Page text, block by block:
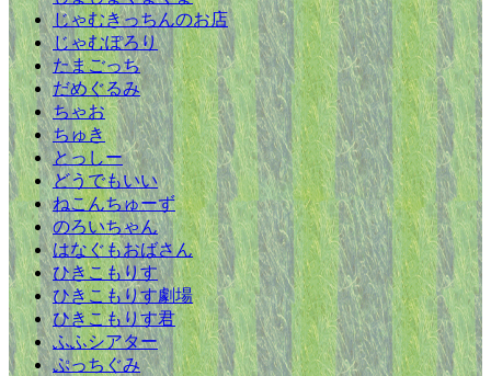
じゃむきっちんのお店
じゃむぽろり
たまごっち
だめぐるみ
ちゃお
ちゅき
とっしー
どうでもいい
ねこんちゅーず
のろいちゃん
はなぐもおばさん
ひきこもりす
ひきこもりす劇場
ひきこもりす君
ふふシアター
ぷっちぐみ